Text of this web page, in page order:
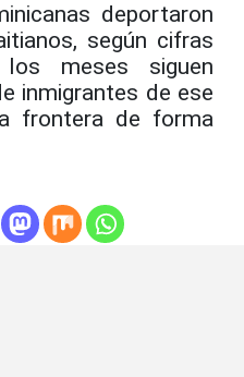
deportaron
según cifras
meses siguen
inmigrantes de ese
frontera de forma